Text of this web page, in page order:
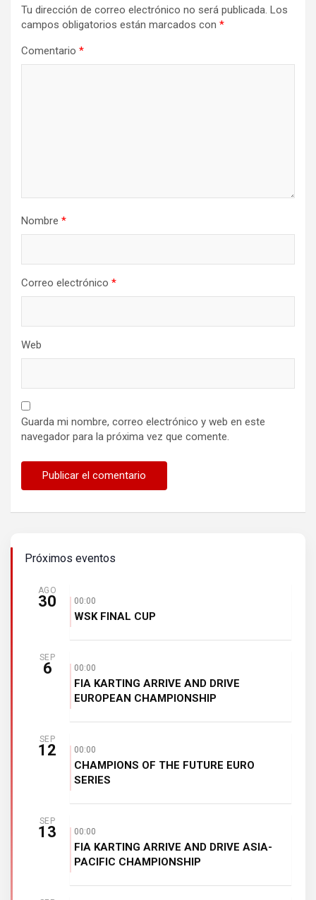
Tu dirección de correo electrónico no será publicada. Los
campos obligatorios están marcados con *
Comentario *
Nombre *
Correo electrónico *
Web
Guarda mi nombre, correo electrónico y web en este
navegador para la próxima vez que comente.
Próximos eventos
AGO
30 00:00
WSK FINAL CUP
SEP
6 00:00
FIA KARTING ARRIVE AND DRIVE
EUROPEAN CHAMPIONSHIP
SEP
12 00:00
CHAMPIONS OF THE FUTURE EURO
SERIES
SEP
13 00:00
FIA KARTING ARRIVE AND DRIVE ASIA-
PACIFIC CHAMPIONSHIP